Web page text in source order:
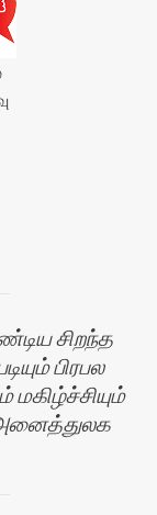
சிறந்த
பிரபல
மகிழ்ச்சியும்